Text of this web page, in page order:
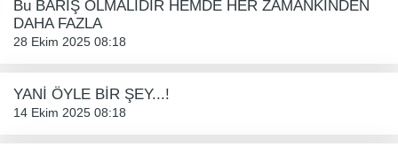
Bu BARIŞ OLMALIDIR HEMDE HER ZAMANKİNDEN
DAHA FAZLA
28 Ekim 2025 08:18
YANİ ÖYLE BİR ŞEY...!
14 Ekim 2025 08:18